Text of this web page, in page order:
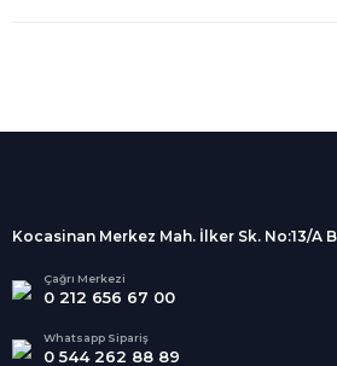
Alışveriş
kargolanmaktadır.
Tüm Kredi Kartlarına taksit
seçenekleri
Kocasinan Merkez Mah. İlker Sk. No:13/A
Çağrı Merkezi
0 212 656 67 00
Whatsapp Sipariş
0 544 262 88 89